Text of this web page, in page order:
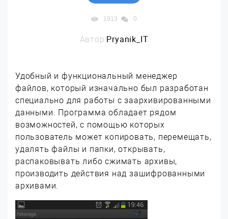
1913 0
Автор:Pryanik_IT
Удобный и функциональный менеджер
файлов, который изначально был разработан
специально для работы с заархивированными
данными. Программа обладает рядом
возможностей, с помощью которых
пользователь может копировать, перемещать,
удалять файлы и папки, открывать,
распаковывать либо сжимать архивы,
производить действия над зашифрованными
архивами.